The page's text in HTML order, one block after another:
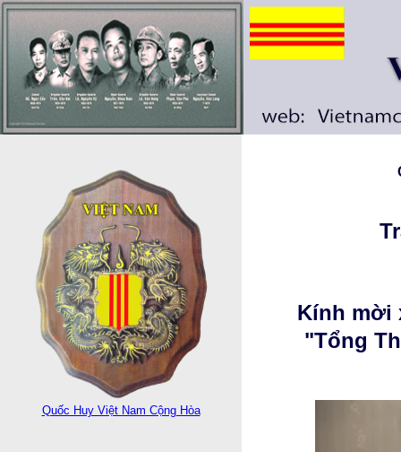
Quốc Huy Việt Nam Cộng Hòa
Kính mời
"Tổng